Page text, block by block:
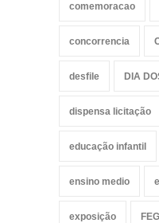
comemoracao
concorrencia
desfile DIA
dispensa licitação
educação infantil
ensino medio
exposição FEG